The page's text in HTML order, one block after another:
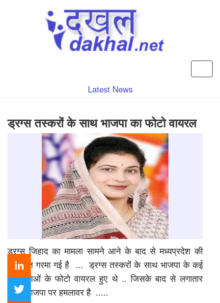
Latest News
ड्रग्स तस्करों के साथ भाजपा का फोटो वायरल
ड्रग्स जिहाद का मामला सामने आने के बाद से मध्यप्रदेश की
सियासत गरमा गई है ... ड्रग्स तस्करों के साथ भाजपा के कई
बड़े नेताओं के फोटो वायरल हुए थे .. जिसके बाद से लगातार
विपक्ष भाजपा पर हमलावर है .....